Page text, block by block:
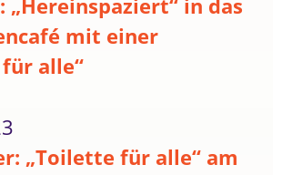
„Hereinspaziert“ in das
mit einer
alle“
„Toilette für alle“ am